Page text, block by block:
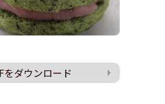
をダウンロード